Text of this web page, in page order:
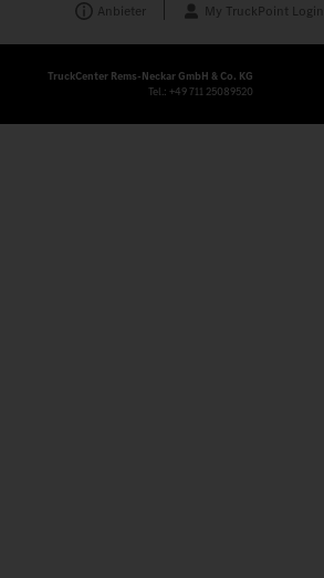
Anbieter My TruckPoint Login
TruckCenter Rems-Neckar GmbH & Co. KG
Tel.: +49 711 25089520